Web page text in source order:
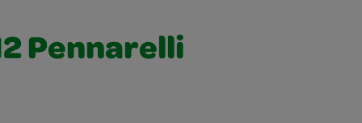
Pennarelli